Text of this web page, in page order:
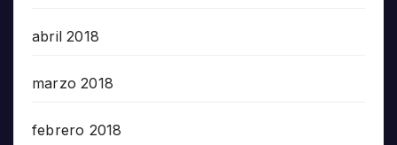
abril 2018
marzo 2018
febrero 2018